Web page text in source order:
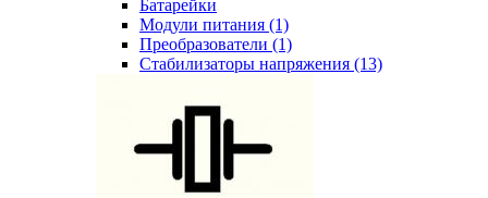
Батарейки
Модули питания (1)
Преобразователи (1)
Стабилизаторы напряжения (13)